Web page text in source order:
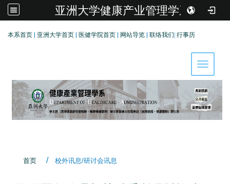
亚洲大学健康产业管理学系
本系首页 亚洲大学首页 医健学院首页 网站导览 联络我们 行事历
Toggle
首页 校外讯息/研讨会讯息